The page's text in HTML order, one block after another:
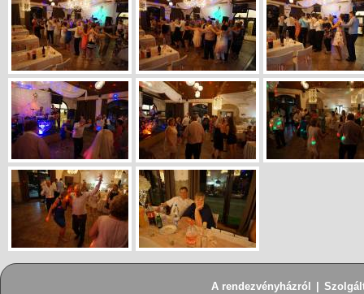
A rendezvényházról |